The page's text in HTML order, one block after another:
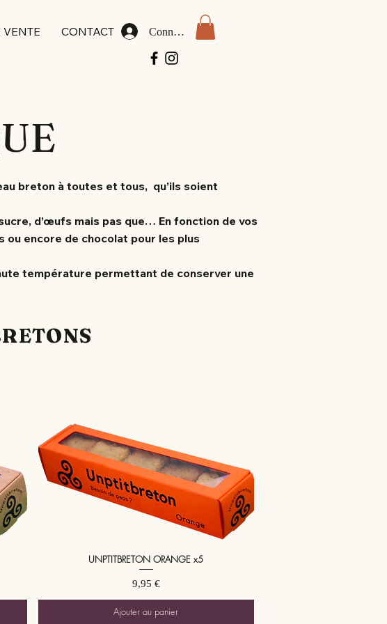
VENTE CONTACT Connexion
breton à toutes et tous, qu’ils soient
d’œufs mais pas que… En fonction de vos
ou encore de chocolat pour les plus
température permettant de conserver une
Aperçu rapide
UNPTITBRETON ORANGE x5
Prix
9,95 €
Ajouter au panier